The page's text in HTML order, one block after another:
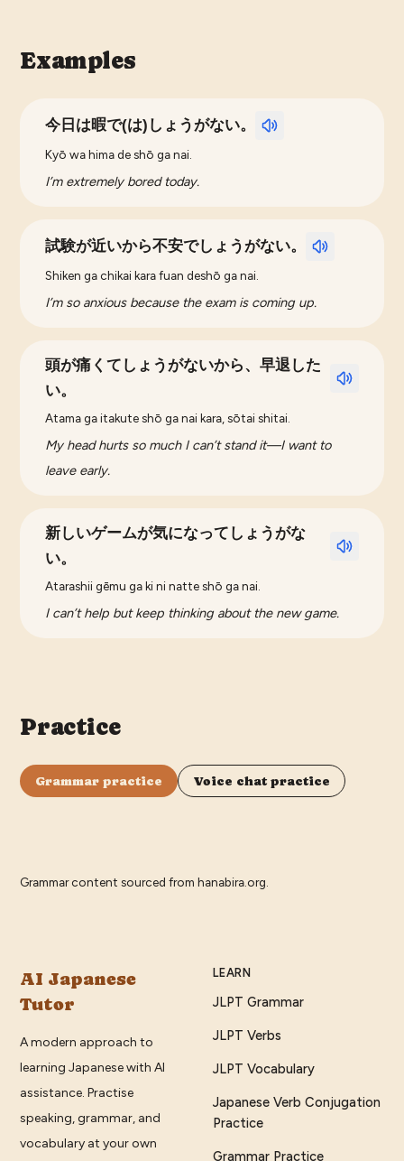
Examples
今日は暇で(は)しょうがない。
Kyō wa hima de shō ga nai.
I’m extremely bored today.
試験が近いから不安でしょうがない。
Shiken ga chikai kara fuan deshō ga nai.
I’m so anxious because the exam is coming up.
頭が痛くてしょうがないから、早退した
い。
Atama ga itakute shō ga nai kara, sōtai shitai.
My head hurts so much I can’t stand it—I want to
leave early.
新しいゲームが気になってしょうがな
い。
Atarashii gēmu ga ki ni natte shō ga nai.
I can’t help but keep thinking about the new game.
Practice
Grammar practice Voice chat practice
Grammar content sourced from hanabira.org
AI Japanese
Tutor
A modern approach to
learning Japanese with AI
assistance. Practise
speaking, grammar, and
vocabulary at your own
LEARN
JLPT Grammar
JLPT Verbs
JLPT Vocabulary
Japanese Verb Conjugation
Practice
Grammar Practice